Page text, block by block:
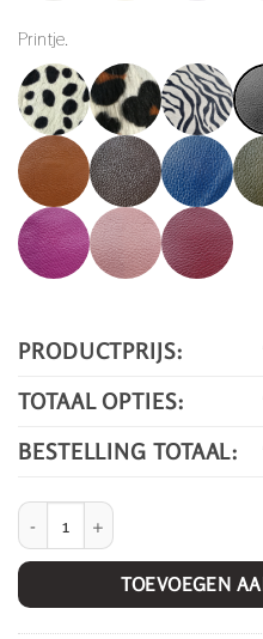
Printje.
PRODUCTPRIJS:
TOTAAL OPTIES:
BESTELLING TOTAAL:
Geertje. aantal
TOEVOEGEN